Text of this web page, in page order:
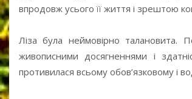
впродовж усього її життя і зрештою
Ліза була неймовірно талановита.
живописними досягненнями і
противилася всьому обов’язковому і